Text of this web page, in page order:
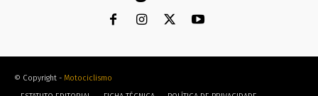
© Copyright - Motociclismo